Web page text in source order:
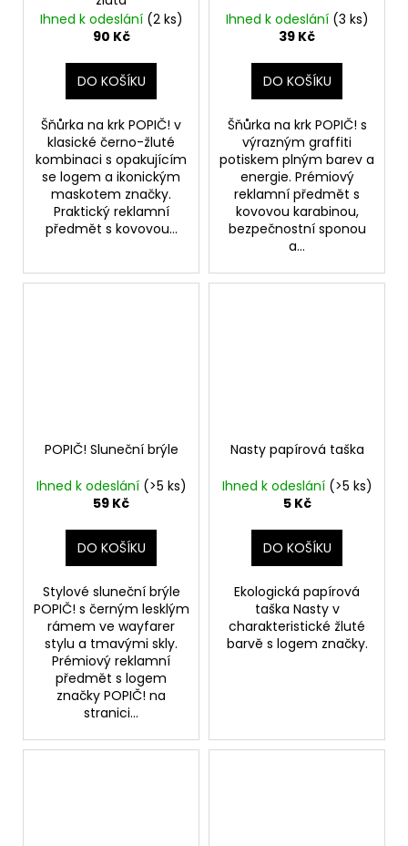
Ihned k odeslání (2 ks)
90 Kč
DO KOŠÍKU
Šňůrka na krk POPIČ! v
klasické černo-žluté
kombinaci s opakujícím
se logem a ikonickým
maskotem značky.
Praktický reklamní
předmět s kovovou...
Ihned k odeslání (3 ks)
39 Kč
DO KOŠÍKU
Šňůrka na krk POPIČ! s
výrazným graffiti
potiskem plným barev a
energie. Prémiový
reklamní předmět s
kovovou karabinou,
bezpečnostní sponou
a...
POPIČ! Sluneční brýle
Ihned k odeslání (>5 ks)
59 Kč
DO KOŠÍKU
Stylové sluneční brýle
POPIČ! s černým lesklým
rámem ve wayfarer
stylu a tmavými skly.
Prémiový reklamní
předmět s logem
značky POPIČ! na
stranici...
Nasty papírová taška
Ihned k odeslání (>5 ks)
5 Kč
DO KOŠÍKU
Ekologická papírová
taška Nasty v
charakteristické žluté
barvě s logem značky.